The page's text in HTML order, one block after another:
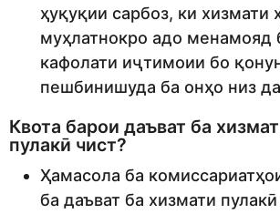
ҳуқуқии сарбоз, ки хизмати
муҳлатнокро адо менамояд
кафолати иҷтимоии бо
пешбинишуда ба онҳо низ
Квота барои даъват ба
пулакӣ чист?
Ҳамасола ба
ба даъват ба хизмати